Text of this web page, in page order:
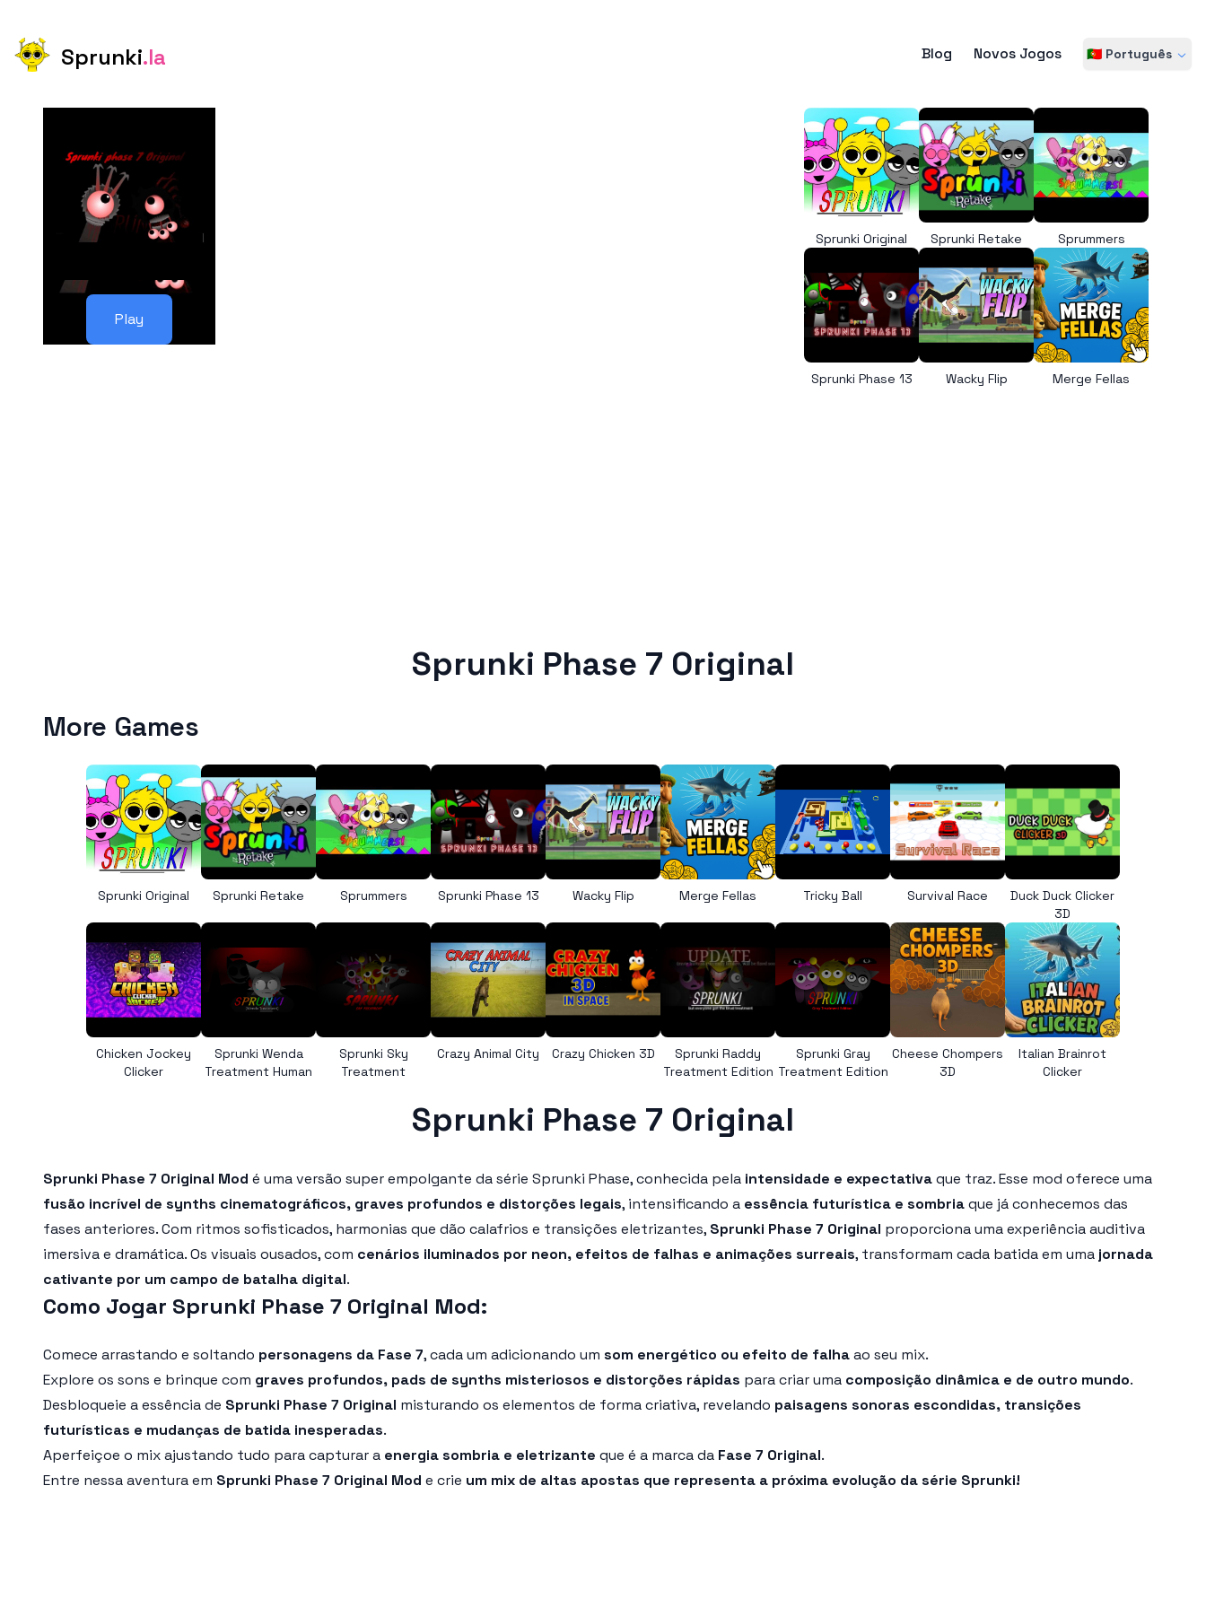
Sprunki.la Blog Novos Jogos 🇵🇹 Português
Play
Sprunki Original Sprunki Retake Sprummers
Sprunki Phase 13 Wacky Flip Merge Fellas
Sprunki Phase 7 Original
More Games
Sprunki Original Sprunki Retake Sprummers Sprunki Phase 13 Wacky Flip Merge Fellas Tricky Ball Survival Race
Duck Duck Clicker
3D
Chicken Jockey
Clicker
Sprunki Wenda
Treatment Human
Sprunki Sky
Treatment
Crazy Animal City Crazy Chicken 3D
Sprunki Raddy
Treatment Edition
Sprunki Gray
Treatment Edition
Cheese Chompers
3D
Italian Brainrot
Clicker
Sprunki Phase 7 Original
Sprunki Phase 7 Original Mod é uma versão super empolgante da série Sprunki Phase, conhecida pela intensidade e expectativaque traz. Esse mod oferece uma
fusão incrível de synths cinematográficos, graves profundos e distorções legais, intensificando a essência futurística e sombriaque já conhecemos das
fases anteriores. Com ritmos sofisticados, harmonias que dão calafrios e transições eletrizantes, Sprunki Phase 7 Original proporciona uma experiência auditiva
imersiva e dramática. Os visuais ousados, com cenários iluminados por neon, efeitos de falhas e animações surreais, transformam cada batida em uma jornada
cativante por um campo de batalha digital.
Como Jogar Sprunki Phase 7 Original Mod:
Comece arrastando e soltando personagens da Fase 7, cada um adicionando um som energético ou efeito de falhaao seu mix.
Explore os sons e brinque com graves profundos, pads de synths misteriosos e distorções rápidas para criar uma composição dinâmica e de outro mundo.
Desbloqueie a essência de Sprunki Phase 7 Original misturando os elementos de forma criativa, revelando paisagens sonoras escondidas, transições
futurísticas e mudanças de batida inesperadas.
Aperfeiçoe o mix ajustando tudo para capturar a energia sombria e eletrizante que é a marca da Fase 7 Original.
Entre nessa aventura em Sprunki Phase 7 Original Mod e crie um mix de altas apostas que representa a próxima evolução da série Sprunki!